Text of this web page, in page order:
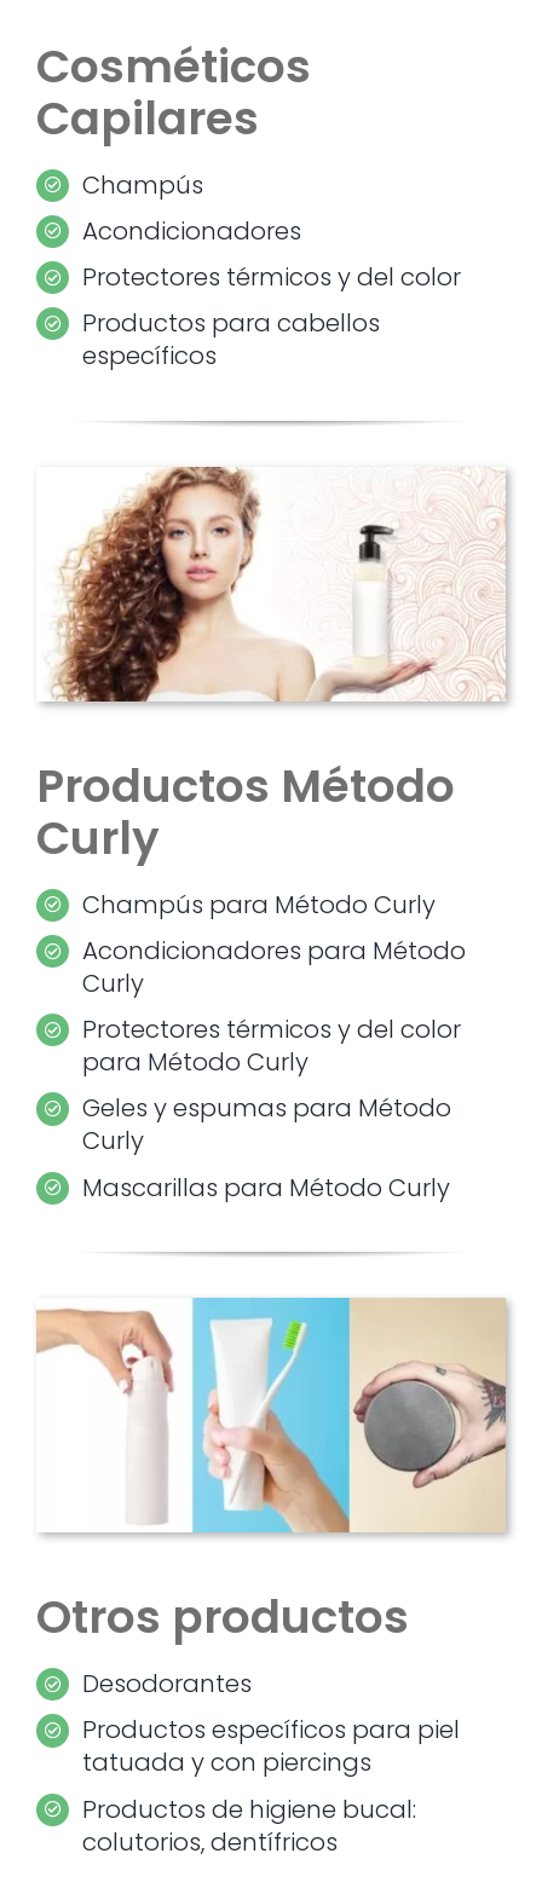
Cosméticos
Capilares
Champús
Acondicionadores
Protectores térmicos y del color
Productos para cabellos
específicos
Productos Método
Curly
Champús para Método Curly
Acondicionadores para Método
Curly
Protectores térmicos y del color
para Método Curly
Geles y espumas para Método
Curly
Mascarillas para Método Curly
Otros productos
Desodorantes
Productos específicos para piel
tatuada y con piercings
Productos de higiene bucal:
colutorios, dentífricos